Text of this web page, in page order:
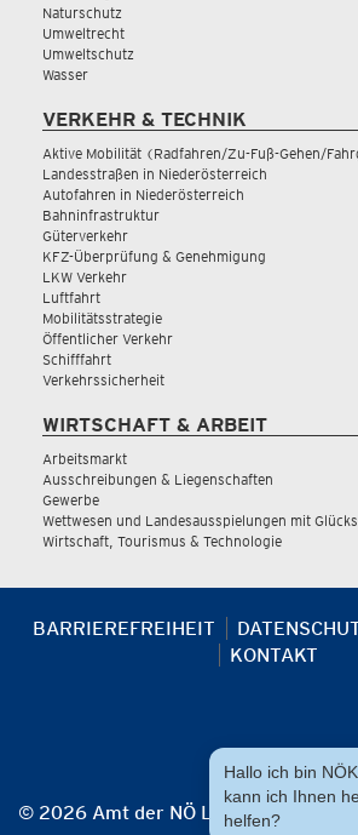
Naturschutz
Umweltrecht
Umweltschutz
Wasser
VERKEHR & TECHNIK
Aktive Mobilität (Radfahren/Zu-Fuß-Gehen/
Landesstraßen in Niederösterreich
Autofahren in Niederösterreich
Bahninfrastruktur
Güterverkehr
KFZ-Überprüfung & Genehmigung
LKW Verkehr
Luftfahrt
Mobilitätsstrategie
Öffentlicher Verkehr
Schifffahrt
Verkehrssicherheit
WIRTSCHAFT & ARBEIT
Arbeitsmarkt
Ausschreibungen & Liegenschaften
Gewerbe
Wettwesen und Landesausspielungen mit
Wirtschaft, Tourismus & Technologie
BARRIEREFREIHEIT
KONTAKT
© 2026 Amt der NÖ Landesregierung
Hallo ich bin
kann ich Ihnen
helfen?